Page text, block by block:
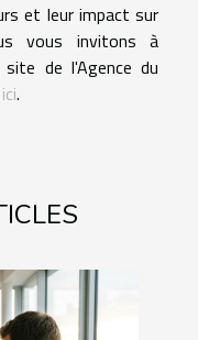
et leur impact sur
vous invitons à
de l'Agence du
.